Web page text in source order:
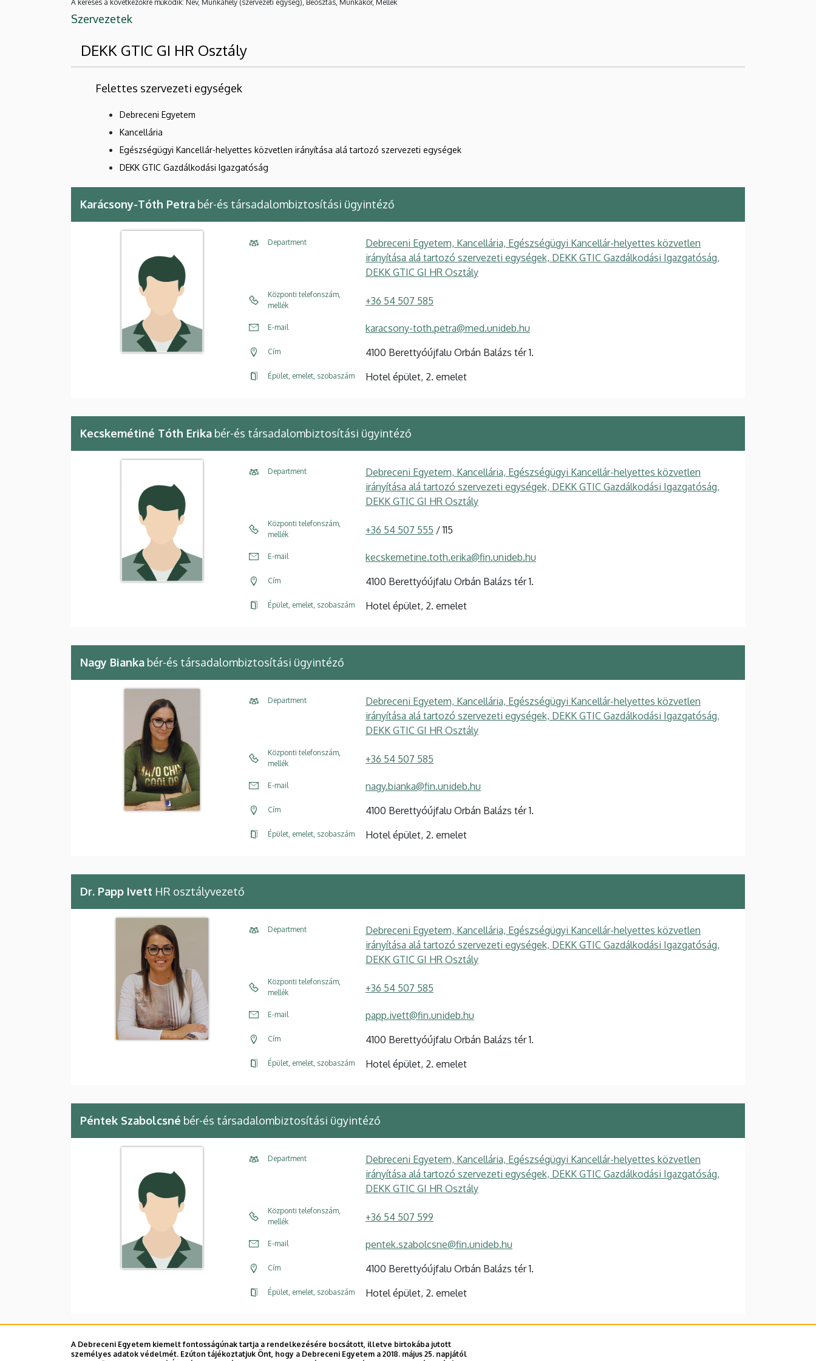
A keresés a következőkre működik: Név, Munkahely (szervezeti egység), Beosztás, Munkakör, Mellék
Szervezetek
DEKK GTIC GI HR Osztály
Felettes szervezeti egységek
Debreceni Egyetem
Kancellária
Egészségügyi Kancellár-helyettes közvetlen irányítása alá tartozó szervezeti egységek
DEKK GTIC Gazdálkodási Igazgatóság
Karácsony-Tóth Petra bér-és társadalombiztosítási ügyintéző
Department
Debreceni Egyetem, Kancellária, Egészségügyi Kancellár-helyettes közvetlen
irányítása alá tartozó szervezeti egységek, DEKK GTIC Gazdálkodási Igazgatóság,
DEKK GTIC GI HR Osztály
Központi telefonszám,
mellék
+36 54 507 585
E-mail karacsony-toth.petra@med.unideb.hu
Cím 4100 Berettyóújfalu Orbán Balázs tér 1.
Épület, emelet, szobaszám Hotel épület, 2. emelet
Kecskemétiné Tóth Erika bér-és társadalombiztosítási ügyintéző
Department
Debreceni Egyetem, Kancellária, Egészségügyi Kancellár-helyettes közvetlen
irányítása alá tartozó szervezeti egységek, DEKK GTIC Gazdálkodási Igazgatóság,
DEKK GTIC GI HR Osztály
Központi telefonszám,
mellék
+36 54 507 555 / 115
E-mail kecskemetine.toth.erika@fin.unideb.hu
Cím 4100 Berettyóújfalu Orbán Balázs tér 1.
Épület, emelet, szobaszám Hotel épület, 2. emelet
Nagy Bianka bér-és társadalombiztosítási ügyintéző
Department
Debreceni Egyetem, Kancellária, Egészségügyi Kancellár-helyettes közvetlen
irányítása alá tartozó szervezeti egységek, DEKK GTIC Gazdálkodási Igazgatóság,
DEKK GTIC GI HR Osztály
Központi telefonszám,
mellék
+36 54 507 585
E-mail nagy.bianka@fin.unideb.hu
Cím 4100 Berettyóújfalu Orbán Balázs tér 1.
Épület, emelet, szobaszám Hotel épület, 2. emelet
Dr. Papp Ivett HR osztályvezető
Department
Debreceni Egyetem, Kancellária, Egészségügyi Kancellár-helyettes közvetlen
irányítása alá tartozó szervezeti egységek, DEKK GTIC Gazdálkodási Igazgatóság,
DEKK GTIC GI HR Osztály
Központi telefonszám,
mellék
+36 54 507 585
E-mail papp.ivett@fin.unideb.hu
Cím 4100 Berettyóújfalu Orbán Balázs tér 1.
Épület, emelet, szobaszám Hotel épület, 2. emelet
Péntek Szabolcsné bér-és társadalombiztosítási ügyintéző
Department
Debreceni Egyetem, Kancellária, Egészségügyi Kancellár-helyettes közvetlen
irányítása alá tartozó szervezeti egységek, DEKK GTIC Gazdálkodási Igazgatóság,
DEKK GTIC GI HR Osztály
Központi telefonszám,
mellék
+36 54 507 599
E-mail pentek.szabolcsne@fin.unideb.hu
Cím 4100 Berettyóújfalu Orbán Balázs tér 1.
Épület, emelet, szobaszám Hotel épület, 2. emelet
Dolgozói adatmódosítás igénylése a DE telefonkönyvében|Külső személyek rögzítése a DE telefonkönyvében
A Debreceni Egyetem kiemelt fontosságúnak tartja a rendelkezésére bocsátott, illetve birtokába jutott
személyes adatok védelmét. Ezúton tájékoztatjuk Önt, hogy a Debreceni Egyetem a 2018. május 25. napjától